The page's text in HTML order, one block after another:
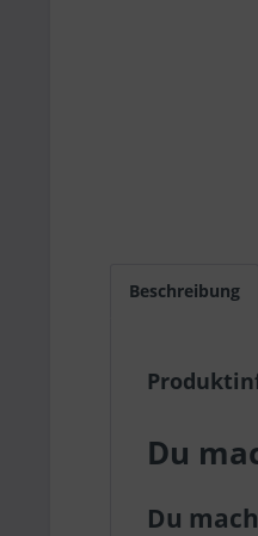
Beschreibung
Du
Du